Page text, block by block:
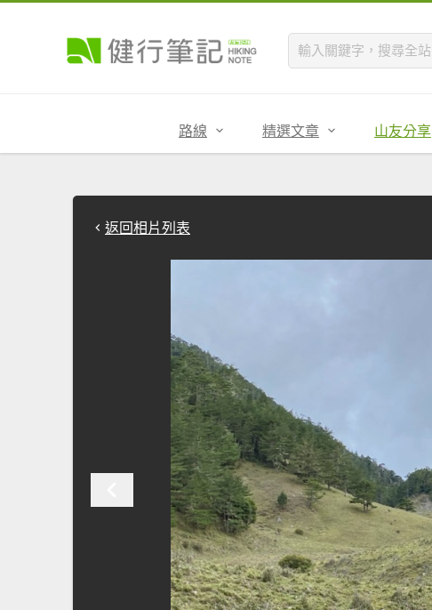
路線 精選文章 山友分享
返回相片列表